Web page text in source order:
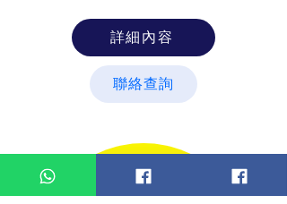
詳細內容
聯絡查詢